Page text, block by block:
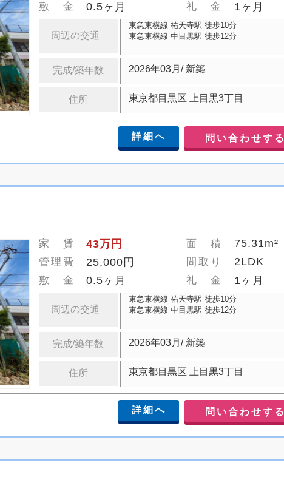
敷 金 0.5ヶ月 礼 金 1ヶ月
周辺の交通
東急東横線 祐天寺駅 徒歩10分
東急東横線 中目黒駅 徒歩12分
完成/築年数 2026年03月/ 新築
住所 東京都目黒区 上目黒3丁目
詳細へ 問い合わせする
家 賃 43万円 面 積 75.31m²
管理費 25,000円 間取り 2LDK
敷 金 0.5ヶ月 礼 金 1ヶ月
周辺の交通
東急東横線 祐天寺駅 徒歩10分
東急東横線 中目黒駅 徒歩12分
完成/築年数 2026年03月/ 新築
住所 東京都目黒区 上目黒3丁目
詳細へ 問い合わせする